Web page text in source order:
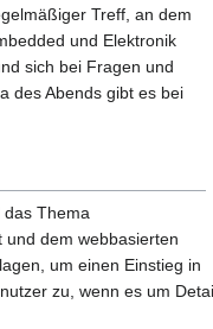
Treff, an dem
und Elektronik
sich bei Fragen und
des Abends gibt es bei
das Thema
und dem webbasierten
um einen Einstieg in
zu, wenn es um